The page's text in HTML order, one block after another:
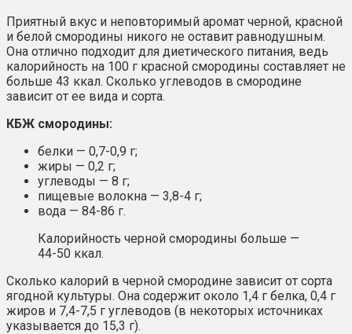
Приятный вкус и неповторимый аромат черной, красной
и белой смородины никого не оставит равнодушным.
Она отлично подходит для диетического питания, ведь
калорийность на 100 г красной смородины составляет не
больше 43 ккал. Сколько углеводов в смородине
зависит от ее вида и сорта.
КБЖ смородины:
белки — 0,7-0,9 г;
жиры — 0,2 г;
углеводы — 8 г;
пищевые волокна — 3,8-4 г;
вода — 84-86 г.
Калорийность черной смородины больше —
44-50 ккал.
Сколько калорий в черной смородине зависит от сорта
ягодной культуры. Она содержит около 1,4 г белка, 0,4 г
жиров и 7,4-7,5 г углеводов (в некоторых источниках
указывается до 15,3 г).